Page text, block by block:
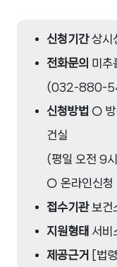
신청기간 상시
전화문의 미추
(032-880-
신청방법 ○ 방
건실
(평일 오전 9
○ 온라인신청
접수기관 보건
지원형태 서비
제공근거 [법